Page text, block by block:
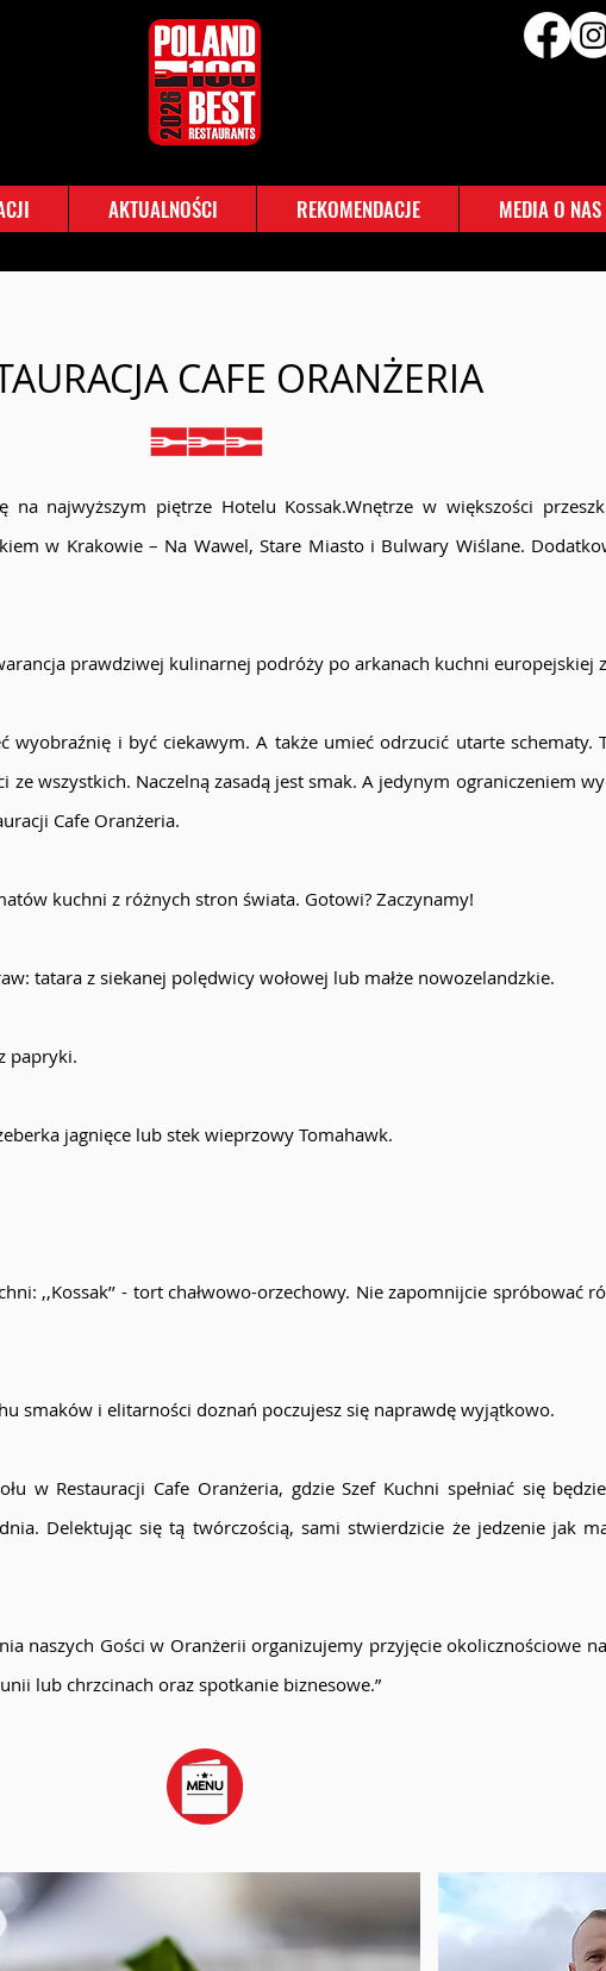
AKTUALNOŚCI REKOMENDACJE MEDIA O NAS
CAFE ORANŻERIA
na najwyższym piętrze Hotelu Kossak.Wnętrze w większości
w Krakowie – Na Wawel, Stare Miasto i Bulwary Wiślane.
prawdziwej kulinarnej podróży po arkanach kuchni europejskiej
i być ciekawym. A także umieć odrzucić utarte schematy.
wszystkich. Naczelną zasadą jest smak. A jedynym ograniczeniem
Cafe Oranżeria.
kuchni z różnych stron świata. Gotowi? Zaczynamy!
tatara z siekanej polędwicy wołowej lub małże nowozelandzkie.
papryki.
jagnięce lub stek wieprzowy Tomahawk.
,,Kossak’’ - tort chałwowo-orzechowy. Nie zapomnijcie spróbować
smaków i elitarności doznań poczujesz się naprawdę wyjątkowo.
w Restauracji Cafe Oranżeria, gdzie Szef Kuchni spełniać się
Delektując się tą twórczością, sami stwierdzicie że jedzenie jak
naszych Gości w Oranżerii organizujemy przyjęcie okolicznościowe
lub chrzcinach oraz spotkanie biznesowe.”